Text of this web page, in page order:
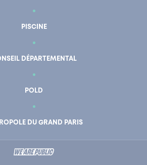
PISCINE
DÉPARTEMENTAL
POLD
DU GRAND PARIS
clic Mon compte